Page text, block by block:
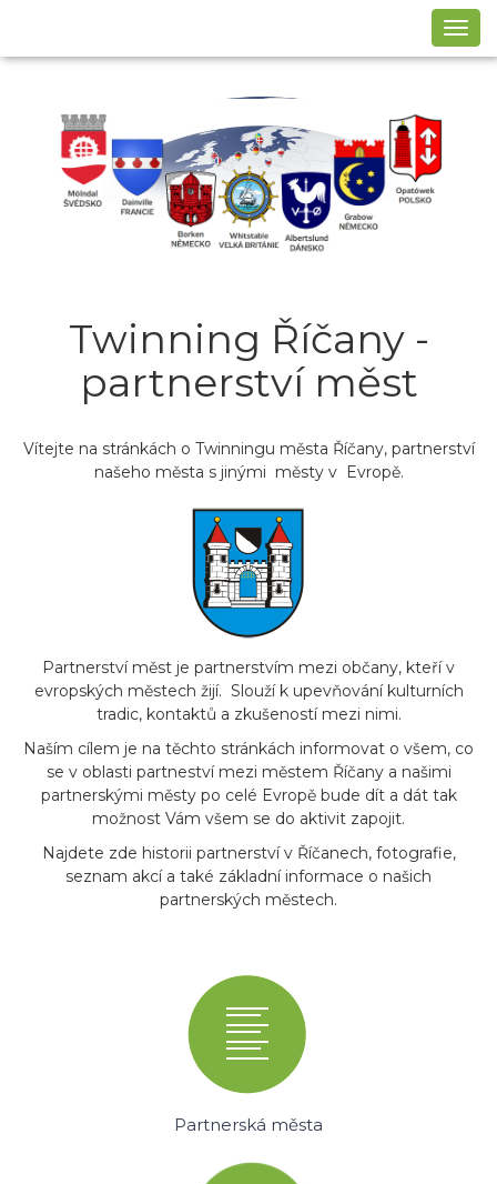
Twinning Říčany -
partnerství měst
Vítejte na stránkách o Twinningu města Říčany, partnerství
našeho města s jinými městy v Evropě.
Partnerství měst je partnerstvím mezi občany, kteří v
evropských městech žijí. Slouží k upevňování kulturních
tradic, kontaktů a zkušeností mezi nimi.
Naším cílem je na těchto stránkách informovat o všem, co
se v oblasti partneství mezi městem Říčany a našimi
partnerskými městy po celé Evropě bude dít a dát tak
možnost Vám všem se do aktivit zapojit.
Najdete zde historii partnerství v Říčanech, fotografie,
seznam akcí a také základní informace o našich
partnerských městech.
Partnerská města